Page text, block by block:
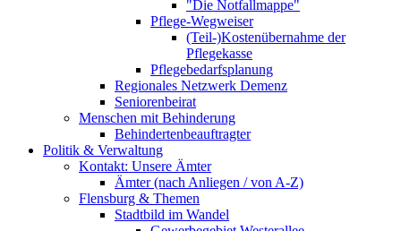
"Die Notfallmappe"
Pflege-Wegweiser
(Teil-)Kostenübernahme der
Pflegekasse
Pflegebedarfsplanung
Regionales Netzwerk Demenz
Seniorenbeirat
Menschen mit Behinderung
Behindertenbeauftragter
Politik & Verwaltung
Kontakt: Unsere Ämter
Ämter (nach Anliegen / von A-Z)
Flensburg & Themen
Stadtbild im Wandel